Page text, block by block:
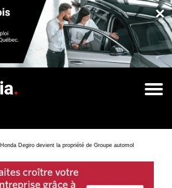
×
Honda Degiro devient la propriété de Groupe automobile Fréchette